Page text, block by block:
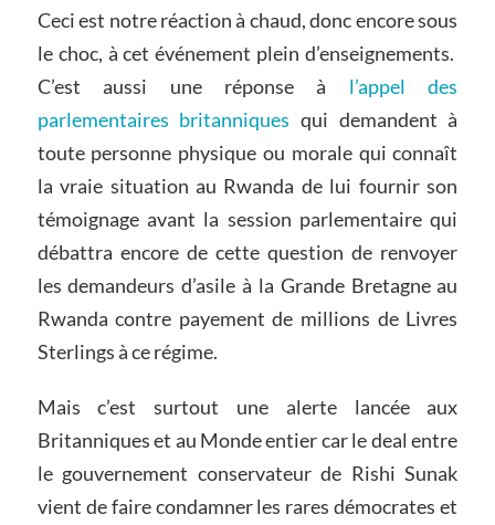
Ceci est notre réaction à chaud, donc encore sous
le choc, à cet événement plein d’enseignements.
C’est aussi une réponse à l’appel des
parlementaires britanniques qui demandent à
toute personne physique ou morale qui connaît
la vraie situation au Rwanda de lui fournir son
témoignage avant la session parlementaire qui
débattra encore de cette question de renvoyer
les demandeurs d’asile à la Grande Bretagne au
Rwanda contre payement de millions de Livres
Sterlings à ce régime.
Mais c’est surtout une alerte lancée aux
Britanniques et au Monde entier car le deal entre
le gouvernement conservateur de Rishi Sunak
vient de faire condamner les rares démocrates et